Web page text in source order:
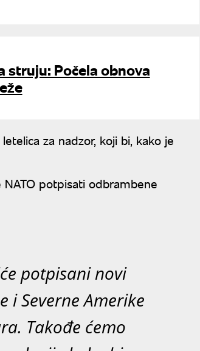
struju: Počela obnova
za nadzor, koji bi, kako je
potpisati odbrambene
potpisani novi
i Severne Amerike
Takođe ćemo